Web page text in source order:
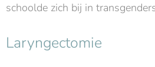
schoolde zich bij in
Laryngectomie